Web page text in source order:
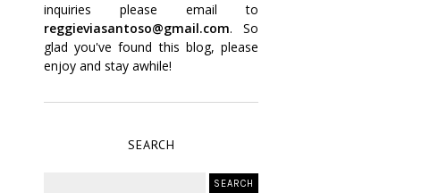
inquiries please email to
reggieviasantoso@gmail.com. So
glad you've found this blog, please
enjoy and stay awhile!
SEARCH